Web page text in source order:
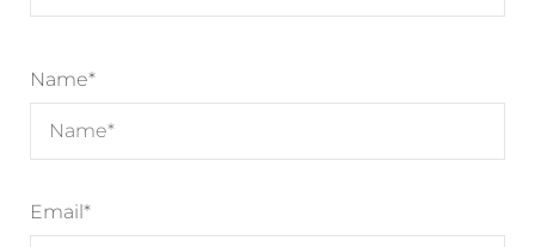
Name*
Email*